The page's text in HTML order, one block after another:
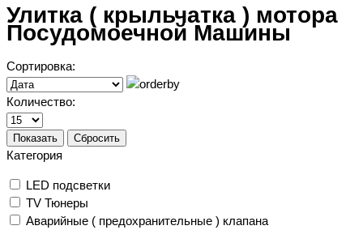
Улитка ( крыльчатка ) мотора
Посудомоечной Машины
Сортировка:
Количество:
Показать Сбросить
Категория
LED подсветки
TV Тюнеры
Аварийные ( предохранительные ) клапана